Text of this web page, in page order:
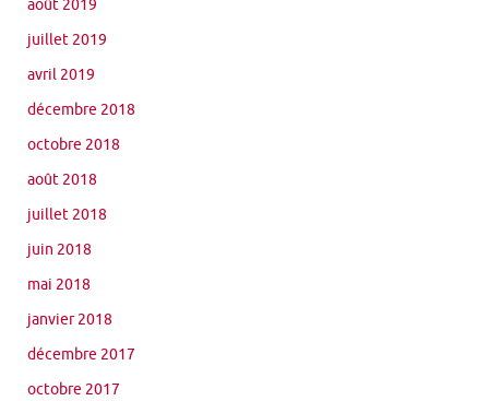
août 2019
juillet 2019
avril 2019
décembre 2018
octobre 2018
août 2018
juillet 2018
juin 2018
mai 2018
janvier 2018
décembre 2017
octobre 2017